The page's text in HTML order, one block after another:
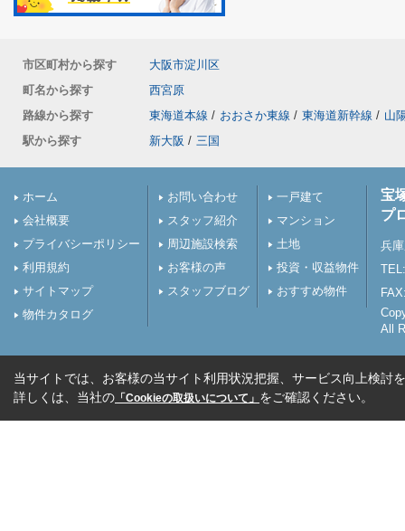
市区町村から探す
大阪市淀川区
町名から探す
西宮原
路線から探す
東海道本線 / おおさか東線 / 東海道新幹線 / 山
駅から探す
新大阪 / 三国
ホーム
会社概要
プライバシーポリシー
利用規約
サイトマップ
物件カタログ
お問い合わせ
スタッフ紹介
周辺施設検索
お客様の声
スタッフブログ
一戸建て
マンション
土地
投資・収益物件
おすすめ物件
宝
プ
兵
All
当サイトでは、お客様の当サイト利用状況把握、サービス向上検討
詳しくは、当社の 「Cookieの取扱いについて」 をご確認ください。